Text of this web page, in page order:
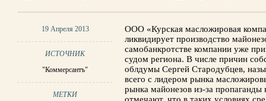
19 Апреля 2013
ИСТОЧНИК
"Коммерсантъ"
МЕТКИ
ООО «Курская масложировая
ликвидирует производство
самобанкротстве компании уже
судом региона. В числе причин
облдумы Сергей Стародубцев,
всего с лидером рынка
рынка майонезов из-за